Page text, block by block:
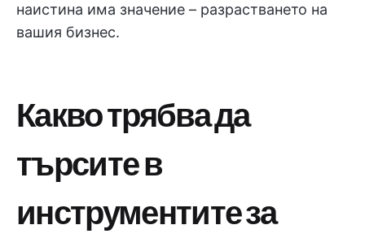
наистина има значение – разрастването на
вашия бизнес.
Какво трябва да
търсите в
инструментите за